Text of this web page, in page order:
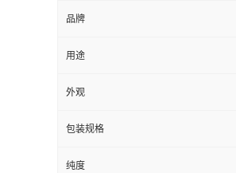
品牌
用途
外观
包装规格
纯度